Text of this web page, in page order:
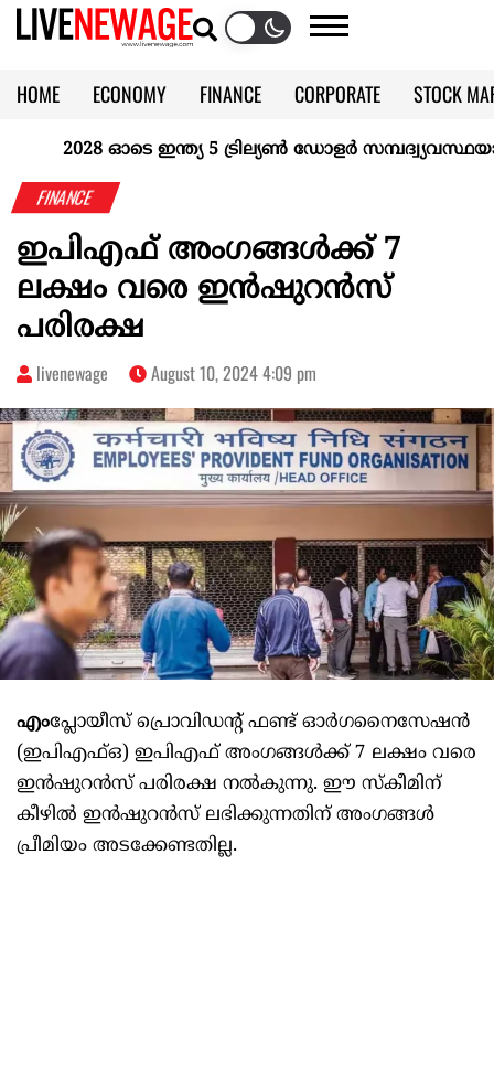
HOME ECONOMY FINANCE CORPORATE
STOCK
CALENDAR
KERALA @70
2028 ഓടെ ഇന്ത്യ 5 ട്രില്യണ്‍ ഡോളര്‍
FINANCE
ഇപിഎഫ് അംഗങ്ങൾക്ക് 7
ലക്ഷം വരെ ഇൻഷുറൻസ്
പരിരക്ഷ
livenewage August 10, 2024 4:09 pm
എംപ്ലോയീസ് പ്രൊവിഡന്റ് ഫണ്ട് ഓർഗനൈസേഷൻ
(ഇപിഎഫ്ഒ) ഇപിഎഫ് അംഗങ്ങൾക്ക് 7 ലക്ഷം വരെ
ഇൻഷുറൻസ് പരിരക്ഷ നൽകുന്നു. ഈ സ്കീമിന്
കീഴിൽ ഇൻഷുറൻസ് ലഭിക്കുന്നതിന് അംഗങ്ങൾ
പ്രീമിയം അടക്കേണ്ടതില്ല.